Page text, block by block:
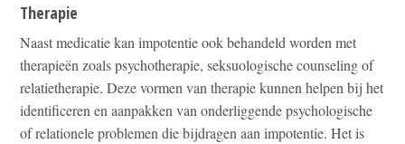
Therapie
Naast medicatie kan impotentie ook behandeld worden met
therapieën zoals psychotherapie, seksuologische counseling of
relatietherapie. Deze vormen van therapie kunnen helpen bij het
identificeren en aanpakken van onderliggende psychologische
of relationele problemen die bijdragen aan impotentie. Het is